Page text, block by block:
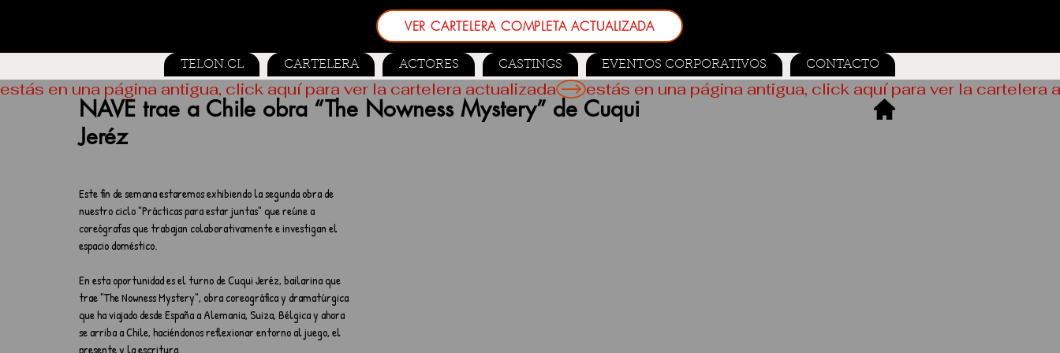
VER CARTELERA COMPLETA ACTUALIZADA
TELON.CL CARTELERA ACTORES CASTINGS EVENTOS CORPORATIVOS CONTACTO
NAVE trae a Chile obra “The Nowness Mystery” de Cuqui
Jeréz
Este fin de semana estaremos exhibiendo la segunda obra de
nuestro ciclo "Prácticas para estar juntas" que reúne a
coreógrafas que trabajan colaborativamente e investigan el
espacio doméstico.
En esta oportunidad es el turno de Cuqui Jeréz, bailarina que
trae "The Nowness Mystery", obra coreográfica y dramatúrgica
que ha viajado desde España a Alemania, Suiza, Bélgica y ahora
se arriba a Chile, haciéndonos reflexionar entorno al juego, el
presente y la escritura.
estás en una página antigua, click aquí para ver la cartelera actualizada